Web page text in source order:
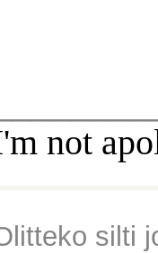
not
silti